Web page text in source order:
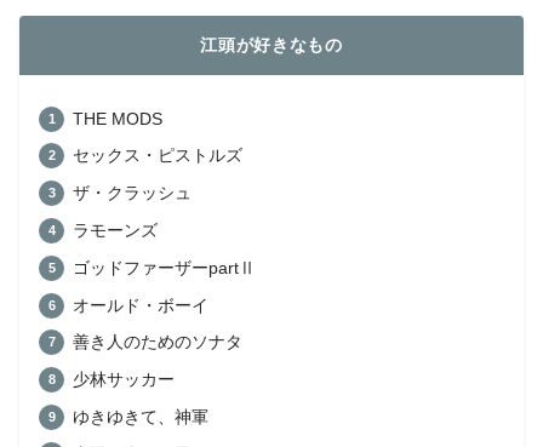
江頭が好きなもの
THE MODS
セックス・ピストルズ
ザ・クラッシュ
ラモーンズ
ゴッドファーザーpartⅡ
オールド・ボーイ
善き人のためのソナタ
少林サッカー
ゆきゆきて、神軍